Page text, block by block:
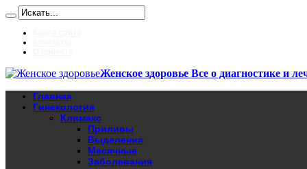
Женское здоровье Все о диагностике и
Главная
Гинекология
Климакс
Приливы
Выделения
Месячные
Заболевания